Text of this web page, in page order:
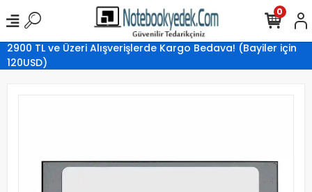
2900 TL ve Üzeri Alışverişlerde Kargo Bedava! (Bayiler için
120USD)
0